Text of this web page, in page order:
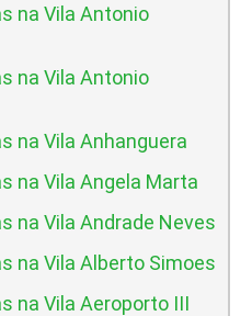
na Vila Antonio
na Vila Antonio
na Vila Anhanguera
na Vila Angela Marta
na Vila Andrade Neves
na Vila Alberto Simoes
na Vila Aeroporto III